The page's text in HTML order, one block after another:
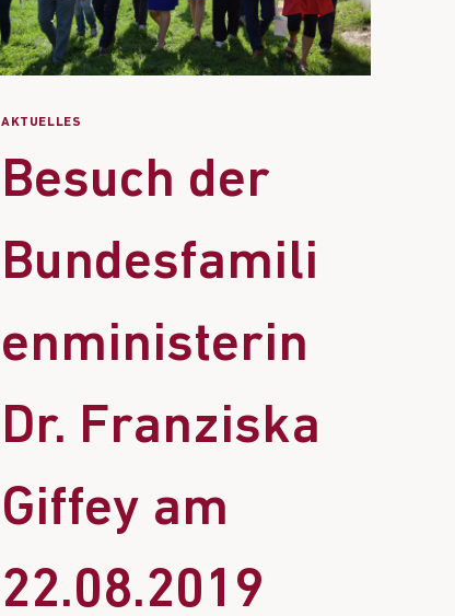
AKTUELLES
Besuch der
Bundesfamili
enministerin
Dr. Franziska
Giffey am
22.08.2019